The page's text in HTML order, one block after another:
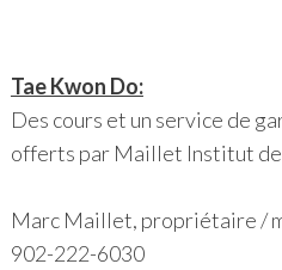
Tae Kwon Do:
Des cours et un service de
offerts par Maillet Institut de
Marc Maillet, propriétaire /
902-222-6030